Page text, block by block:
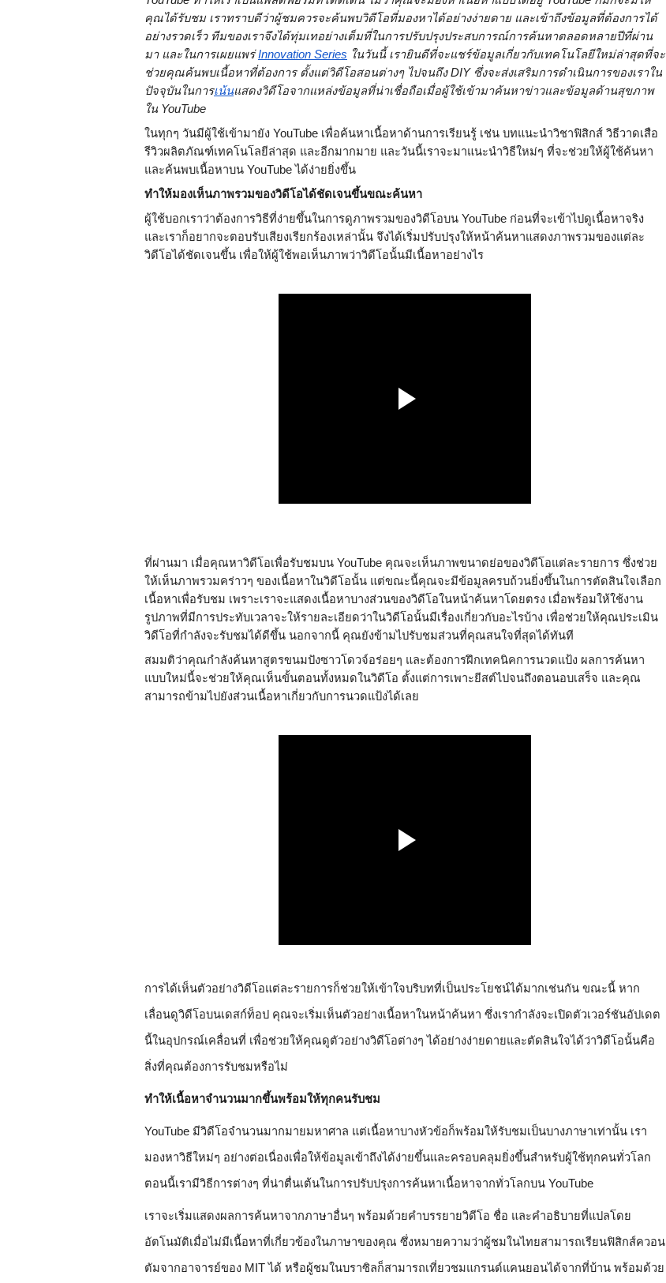
คุณได้รับชม เราทราบดีว่าผู้ชมควรจะค้นพบวิดีโอที่มองหาได้อย่างง่ายดาย และเข้าถึงข้อมูลที่ต้องการได้
อย่างรวดเร็ว ทีมของเราจึงได้ทุ่มเทอย่างเต็มที่ในการปรับปรุงประสบการณ์การค้นหาตลอดหลายปีที่ผ่าน
มา และในการเผยแพร่ Innovation Series ในวันนี้ เรายินดีที่จะแชร์ข้อมูลเกี่ยวกับเทคโนโลยีใหม่ล่าสุดที่จะ
ช่วยคุณค้นพบเนื้อหาที่ต้องการ ตั้งแต่วิดีโอสอนต่างๆ ไปจนถึง DIY ซึ่งจะส่งเสริมการดำเนินการของเราใน
ปัจจุบันในการเน้นแสดงวิดีโอจากแหล่งข้อมูลที่น่าเชื่อถือเมื่อผู้ใช้เข้ามาค้นหาข่าวและข้อมูลด้านสุขภาพ
ใน YouTube
ในทุกๆ วันมีผู้ใช้เข้ามายัง YouTube เพื่อค้นหาเนื้อหาด้านการเรียนรู้ เช่น บทแนะนำวิชาฟิสิกส์ วิธีวาดเสือ
รีวิวผลิตภัณฑ์เทคโนโลยีล่าสุด และอีกมากมาย และวันนี้เราจะมาแนะนำวิธีใหม่ๆ ที่จะช่วยให้ผู้ใช้ค้นหา
และค้นพบเนื้อหาบน YouTube ได้ง่ายยิ่งขึ้น
ทำให้มองเห็นภาพรวมของวิดีโอได้ชัดเจนขึ้นขณะค้นหา
ผู้ใช้บอกเราว่าต้องการวิธีที่ง่ายขึ้นในการดูภาพรวมของวิดีโอบน YouTube ก่อนที่จะเข้าไปดูเนื้อหาจริง
และเราก็อยากจะตอบรับเสียงเรียกร้องเหล่านั้น จึงได้เริ่มปรับปรุงให้หน้าค้นหาแสดงภาพรวมของแต่ละ
วิดีโอได้ชัดเจนขึ้น เพื่อให้ผู้ใช้พอเห็นภาพว่าวิดีโอนั้นมีเนื้อหาอย่างไร
ที่ผ่านมา เมื่อคุณหาวิดีโอเพื่อรับชมบน YouTube คุณจะเห็นภาพขนาดย่อของวิดีโอแต่ละรายการ ซึ่งช่วย
ให้เห็นภาพรวมคร่าวๆ ของเนื้อหาในวิดีโอนั้น แต่ขณะนี้คุณจะมีข้อมูลครบถ้วนยิ่งขึ้นในการตัดสินใจเลือก
เนื้อหาเพื่อรับชม เพราะเราจะแสดงเนื้อหาบางส่วนของวิดีโอในหน้าค้นหาโดยตรง เมื่อพร้อมให้ใช้งาน
รูปภาพที่มีการประทับเวลาจะให้รายละเอียดว่าในวิดีโอนั้นมีเรื่องเกี่ยวกับอะไรบ้าง เพื่อช่วยให้คุณประเมิน
วิดีโอที่กำลังจะรับชมได้ดีขึ้น นอกจากนี้ คุณยังข้ามไปรับชมส่วนที่คุณสนใจที่สุดได้ทันที
สมมติว่าคุณกำลังค้นหาสูตรขนมปังซาวโดวจ์อร่อยๆ และต้องการฝึกเทคนิคการนวดแป้ง ผลการค้นหา
แบบใหม่นี้จะช่วยให้คุณเห็นขั้นตอนทั้งหมดในวิดีโอ ตั้งแต่การเพาะยีสต์ไปจนถึงตอนอบเสร็จ และคุณ
สามารถข้ามไปยังส่วนเนื้อหาเกี่ยวกับการนวดแป้งได้เลย
การได้เห็นตัวอย่างวิดีโอแต่ละรายการก็ช่วยให้เข้าใจบริบทที่เป็นประโยชน์ได้มากเช่นกัน ขณะนี้ หาก
เลื่อนดูวิดีโอบนเดสก์ท็อป คุณจะเริ่มเห็นตัวอย่างเนื้อหาในหน้าค้นหา ซึ่งเรากำลังจะเปิดตัวเวอร์ชันอัปเดต
นี้ในอุปกรณ์เคลื่อนที่ เพื่อช่วยให้คุณดูตัวอย่างวิดีโอต่างๆ ได้อย่างง่ายดายและตัดสินใจได้ว่าวิดีโอนั้นคือ
สิ่งที่คุณต้องการรับชมหรือไม่
ทำให้เนื้อหาจำนวนมากขึ้นพร้อมให้ทุกคนรับชม
YouTube มีวิดีโอจำนวนมากมายมหาศาล แต่เนื้อหาบางหัวข้อก็พร้อมให้รับชมเป็นบางภาษาเท่านั้น เรา
มองหาวิธีใหม่ๆ อย่างต่อเนื่องเพื่อให้ข้อมูลเข้าถึงได้ง่ายขึ้นและครอบคลุมยิ่งขึ้นสำหรับผู้ใช้ทุกคนทั่วโลก
ตอนนี้เรามีวิธีการต่างๆ ที่น่าตื่นเต้นในการปรับปรุงการค้นหาเนื้อหาจากทั่วโลกบน YouTube
เราจะเริ่มแสดงผลการค้นหาจากภาษาอื่นๆ พร้อมด้วยคำบรรยายวิดีโอ ชื่อ และคำอธิบายที่แปลโดย
อัตโนมัติเมื่อไม่มีเนื้อหาที่เกี่ยวข้องในภาษาของคุณ ซึ่งหมายความว่าผู้ชมในไทยสามารถเรียนฟิสิกส์ควอน
ตัมจากอาจารย์ของ MIT ได้ หรือผู้ชมในบราซิลก็สามารถเที่ยวชมแกรนด์แคนยอนได้จากที่บ้าน พร้อมด้วย